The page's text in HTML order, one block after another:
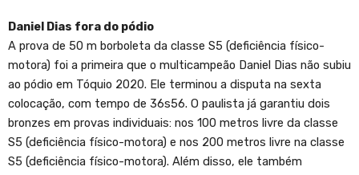
Daniel Dias fora do pódio
A prova de 50 m borboleta da classe S5 (deficiência físico-
motora) foi a primeira que o multicampeão Daniel Dias não subiu
ao pódio em Tóquio 2020. Ele terminou a disputa na sexta
colocação, com tempo de 36s56. O paulista já garantiu dois
bronzes em provas individuais: nos 100 metros livre da classe
S5 (deficiência físico-motora) e nos 200 metros livre na classe
S5 (deficiência físico-motora). Além disso, ele também